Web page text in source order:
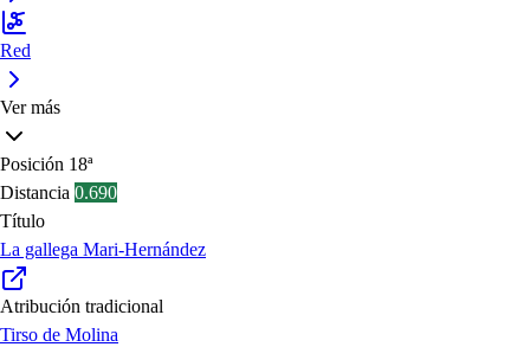
Red
Ver más
Posición 18ª
Distancia 0.690
Título
La gallega Mari-Hernández
Atribución tradicional
Tirso de Molina